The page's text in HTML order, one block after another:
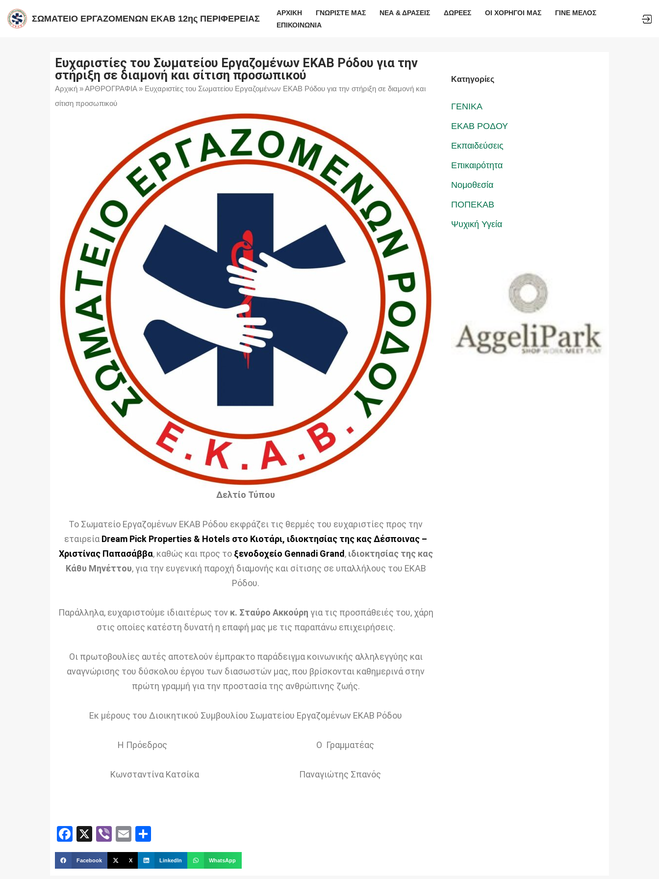
Μεταπηδήστε
ΣΩΜΑΤΕΙΟ ΕΡΓΑΖΟΜΕΝΩΝ ΕΚΑΒ 12ης ΠΕΡΙΦΕΡΕΙΑΣ
ΑΡΧΙΚΗ ΓΝΩΡΙΣΤΕ ΜΑΣ ΝΕΑ & ΔΡΑΣΕΙΣ ΔΩΡΕΕΣ ΟΙ ΧΟΡΗΓΟΙ ΜΑΣ
ΓΙΝΕ ΜΕΛΟΣ
ΕΠΙΚΟΙΝΩΝΙΑ
Ευχαριστίες του Σωματείου Εργαζομένων ΕΚΑΒ Ρόδου για την
στήριξη σε διαμονή και σίτιση προσωπικού
Αρχική »ΑΡΘΡΟΓΡΑΦΙΑ» Ευχαριστίες του Σωματείου Εργαζομένων ΕΚΑΒ Ρόδου για την στήριξη σε διαμονή και
σίτιση προσωπικού
Δελτίο Τύπου
Το Σωματείο Εργαζομένων ΕΚΑΒ Ρόδου εκφράζει τις θερμές του ευχαριστίες προς την
εταιρεία Dream Pick Properties & Hotels στο Κιοτάρι, ιδιοκτησίας της κας Δέσποινας –
Χριστίνας Παπασάββα, καθώς και προς το ξενοδοχείο Gennadi Grand , ιδιοκτησίας της κας
Κάθυ Μηνέττου, για την ευγενική παροχή διαμονής και σίτισης σε υπαλλήλους του ΕΚΑΒ
Ρόδου.
Παράλληλα, ευχαριστούμε ιδιαιτέρως τον κ. Σταύρο Ακκούρη για τις προσπάθειές του, χάρη
στις οποίες κατέστη δυνατή η επαφή μας με τις παραπάνω επιχειρήσεις.
Οι πρωτοβουλίες αυτές αποτελούν έμπρακτο παράδειγμα κοινωνικής αλληλεγγύης και
αναγνώρισης του δύσκολου έργου των διασωστών μας, που βρίσκονται καθημερινά στην
πρώτη γραμμή για την προστασία της ανθρώπινης ζωής.
Εκ μέρους του Διοικητικού Συμβουλίου Σωματείου Εργαζομένων ΕΚΑΒ Ρόδου
Η Πρόεδρος Ο Γραμματέας
Κωνσταντίνα Κατσίκα Παναγιώτης Σπανός
Facebook
X ViberEmail
Facebook X LinkedIn WhatsApp
Kατηγορίες
ΓΕΝΙΚΑ
ΕΚΑΒ ΡΟΔΟΥ
Εκπαιδεύσεις
Επικαιρότητα
Νομοθεσία
ΠΟΠΕΚΑΒ
Ψυχική Υγεία